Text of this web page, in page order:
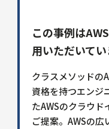
この事例は
用いただいて
クラスメソッドの
資格を持つエンジ
たAWSのクラウ
ご提案。AWSの